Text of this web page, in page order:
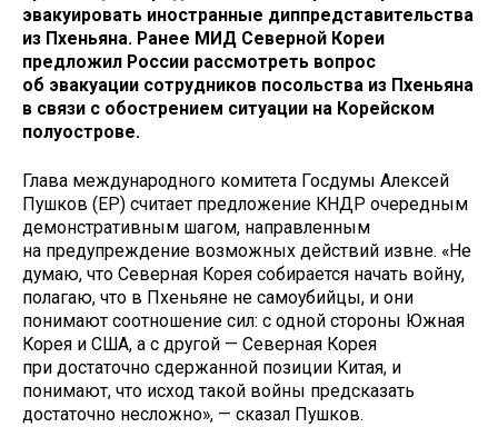
эвакуировать иностранные диппредставительства
из Пхеньяна. Ранее МИД Северной Кореи
предложил России рассмотреть вопрос
об эвакуации сотрудников посольства из Пхеньяна
в связи с обострением ситуации на Корейском
полуострове.
Глава международного комитета Госдумы Алексей
Пушков (ЕР) считает предложение КНДР очередным
демонстративным шагом, направленным
на предупреждение возможных действий извне. «Не
думаю, что Северная Корея собирается начать войну,
полагаю, что в Пхеньяне не самоубийцы, и они
понимают соотношение сил: с одной стороны Южная
Корея и США, а с другой — Северная Корея
при достаточно сдержанной позиции Китая, и
понимают, что исход такой войны предсказать
достаточно несложно», — сказал Пушков.